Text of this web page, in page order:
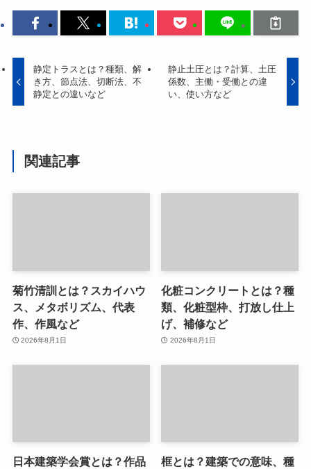
静定トラスとは？種類、解
き方、節点法、切断法、不
静定との違いなど
静止土圧とは？計算、土圧
係数、主働・受働との違
い、使い方など
関連記事
菊竹清訓とは？スカイハウ
ス、メタボリズム、代表
作、作風など
2026年8月1日
化粧コンクリートとは？種
類、化粧型枠、打放し仕上
げ、補修など
2026年8月1日
日本建築学会賞とは？作品
框とは？建築での意味、種